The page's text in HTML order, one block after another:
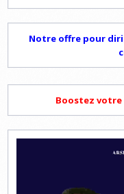
Notre offre pour
Boostez votre